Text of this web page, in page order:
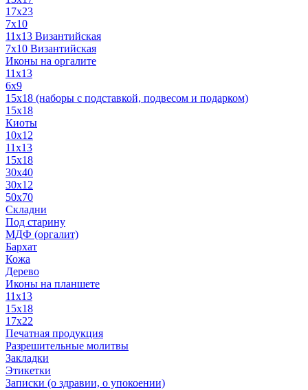
17x23
7x10
11x13 Византийская
7x10 Византийская
Иконы на оргалите
11x13
6x9
15х18 (наборы с подставкой, подвесом и подарком)
15x18
Киоты
10x12
11x13
15x18
30x40
30х12
50x70
Складни
Под старину
МДФ (оргалит)
Бархат
Кожа
Дерево
Иконы на планшете
11х13
15х18
17х22
Печатная продукция
Разрешительные молитвы
Закладки
Этикетки
Записки (о здравии, о упокоении)